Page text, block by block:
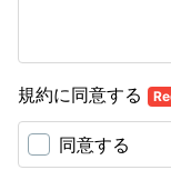
規約に同意する
同意する